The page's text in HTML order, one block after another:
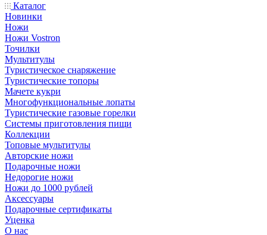
Каталог
Новинки
Ножи
Ножи Vostron
Точилки
Мультитулы
Туристическое снаряжение
Туристические топоры
Мачете кукри
Многофункциональные лопаты
Туристические газовые горелки
Системы приготовления пищи
Коллекции
Топовые мультитулы
Авторские ножи
Подарочные ножи
Недорогие ножи
Ножи до 1000 рублей
Аксессуары
Подарочные сертификаты
Уценка
О нас